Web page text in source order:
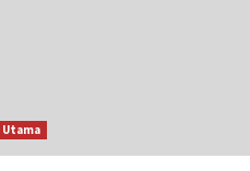
Utama